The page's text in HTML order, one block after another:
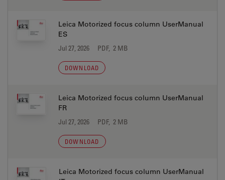
Leica Motorized focus column UserManual
ES
Jul 27, 2026 PDF, 2 MB
DOWNLOAD
Leica Motorized focus column UserManual
FR
Jul 27, 2026 PDF, 2 MB
DOWNLOAD
Leica Motorized focus column UserManual